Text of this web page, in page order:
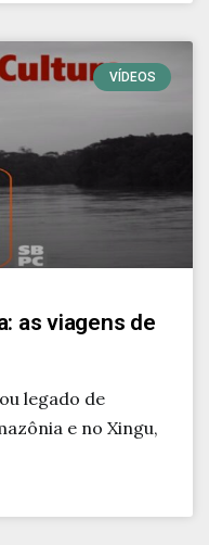
VÍDEOS
as viagens de
legado de
e no Xingu,